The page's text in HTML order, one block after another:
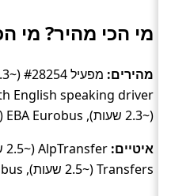
מי הכי מהיר? מי
מהירים:
English speaking driver
(~2.3 שעות), EBA Eurobus (~2.3 שעות).
איטיים:
Transfers (~2.5 שעות), EBA Eurobus (~2.3 שעות).